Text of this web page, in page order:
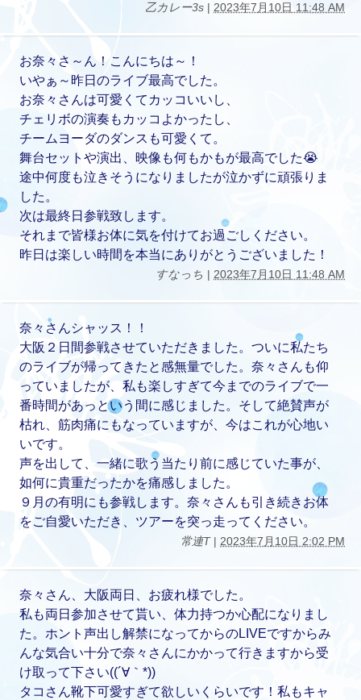
乙カレー3s | 2023年7月10日 11:48 AM
お奈々さ～ん！こんにちは～！
いやぁ～昨日のライブ最高でした。
お奈々さんは可愛くてカッコいいし、
チェリボの演奏もカッコよかったし、
チームヨーダのダンスも可愛くて。
舞台セットや演出、映像も何もかもが最高でした😭
途中何度も泣きそうになりましたが泣かずに頑張りま
した。
次は最終日参戦致します。
それまで皆様お体に気を付けてお過ごしください。
昨日は楽しい時間を本当にありがとうございました！
すなっち | 2023年7月10日 11:48 AM
奈々さんシャッス！！
大阪２日間参戦させていただきました。ついに私たち
のライブが帰ってきたと感無量でした。奈々さんも仰
っていましたが、私も楽しすぎて今までのライブで一
番時間があっという間に感じました。そして絶賛声が
枯れ、筋肉痛にもなっていますが、今はこれが心地い
いです。
声を出して、一緒に歌う当たり前に感じていた事が、
如何に貴重だったかを痛感しました。
９月の有明にも参戦します。奈々さんも引き続きお体
をご自愛いただき、ツアーを突っ走ってください。
常連T| 2023年7月10日 2:02 PM
奈々さん、大阪両日、お疲れ様でした。
私も両日参加させて貰い、体力持つか心配になりまし
た。ホント声出し解禁になってからのLIVEですからみ
んな気合い十分で奈々さんにかかって行きますから受
け取って下さい((´∀｀*))
タコさん靴下可愛すぎて欲しいくらいです！私もキャ